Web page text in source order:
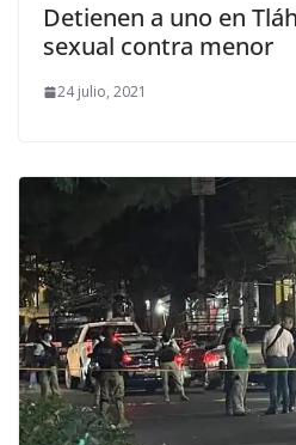
Detienen a uno en
sexual contra menor
24 julio, 2021